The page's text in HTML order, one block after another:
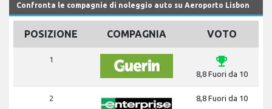
Confronta le compagnie di noleggio auto su Aeroporto Lisbon
POSIZIONE COMPAGNIA VOTO
1 emoji_events
8,8 Fuori da 10
2 8,8 Fuori da 10